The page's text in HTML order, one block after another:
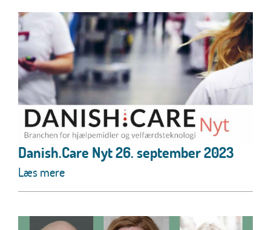
Danish.Care Nyt 26. september 2023
Læs mere